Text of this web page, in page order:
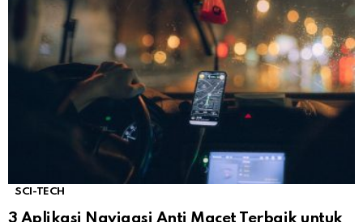
SCI-TECH
3 Aplikasi Navigasi Anti Macet Terbaik untuk